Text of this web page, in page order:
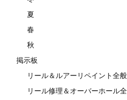
夏
春
秋
掲示板
リール＆ルアーリペイント全般
リール修理＆オーバーホール